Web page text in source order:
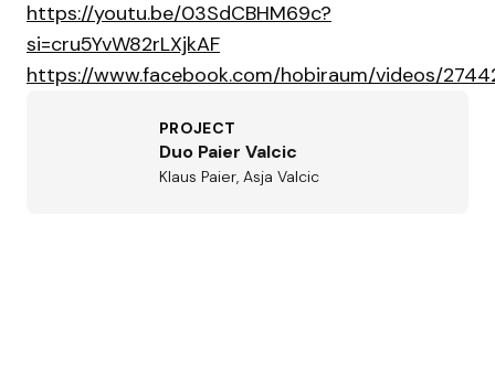
https://youtu.be/03SdCBHM69c?
si=cru5YvW82rLXjkAF
https://www.facebook.com/hobiraum/videos/
PROJECT
Duo Paier Valcic
Klaus Paier, Asja Valcic